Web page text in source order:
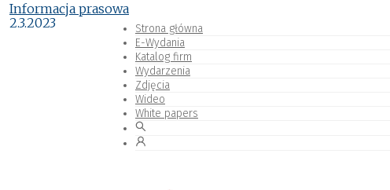
Strona główna
E-Wydania
Katalog firm
Wydarzenia
Zdjęcia
Wideo
White papers
Informacja prasowa
2.3.2023